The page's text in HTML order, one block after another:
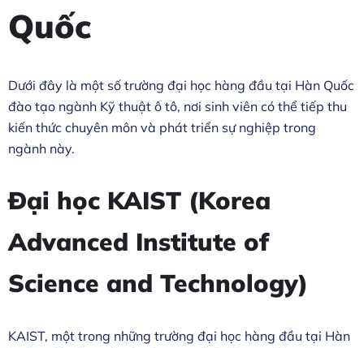
Quốc
Dưới đây là một số trường đại học hàng đầu tại Hàn Quốc
đào tạo ngành Kỹ thuật ô tô, nơi sinh viên có thể tiếp thu
kiến thức chuyên môn và phát triển sự nghiệp trong
ngành này.
Đại học KAIST (Korea
Advanced Institute of
Science and Technology)
KAIST, một trong những trường đại học hàng đầu tại Hàn